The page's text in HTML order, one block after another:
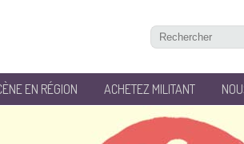
EN RÉGION ACHETEZ MILITANT